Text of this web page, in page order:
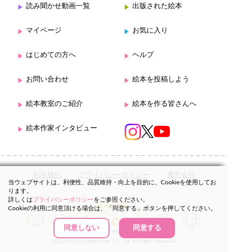
読み聞かせ動画一覧 出版された絵本
マイページ お気に入り
はじめての方へ ヘルプ
お問い合わせ 絵本を投稿しよう
絵本教室のご紹介 絵本を作る皆さんへ
絵本作家インタビュー
利用規約 プライバシーポリシー 運営会社
(C)2000-2026 AlphaPolis Co., Ltd. All Rights Reserved.
当ウェブサイトは、利便性、品質維持・向上を目的に、Cookieを使用してお
ります。
詳しくはプライバシーポリシーをご参照ください。
Cookieの利用に同意頂ける場合は、「同意する」ボタンを押してください。
同意しない 同意する